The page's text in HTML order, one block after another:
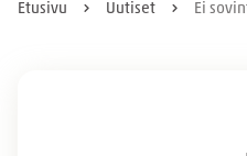
Etusivu Uutiset Ei